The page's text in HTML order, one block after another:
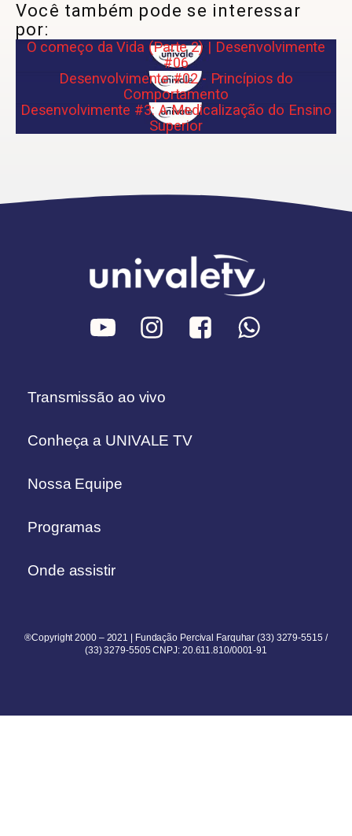
Você também pode se interessar
por:
O começo da Vida (Parte 2) | Desenvolvimente
#06
Desenvolvimente #02 - Princípios do
Comportamento
Desenvolvimente #3: A Medicalização do Ensino
Superior
Transmissão ao vivo
Conheça a UNIVALE TV
Nossa Equipe
Programas
Onde assistir
®Copyright 2000 – 2021 | Fundação Percival Farquhar (33) 3279-5515 /
(33) 3279-5505 CNPJ: 20.611.810/0001-91